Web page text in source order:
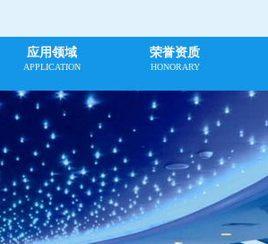
应用领域
APPLICATION
荣誉资质
HONORARY